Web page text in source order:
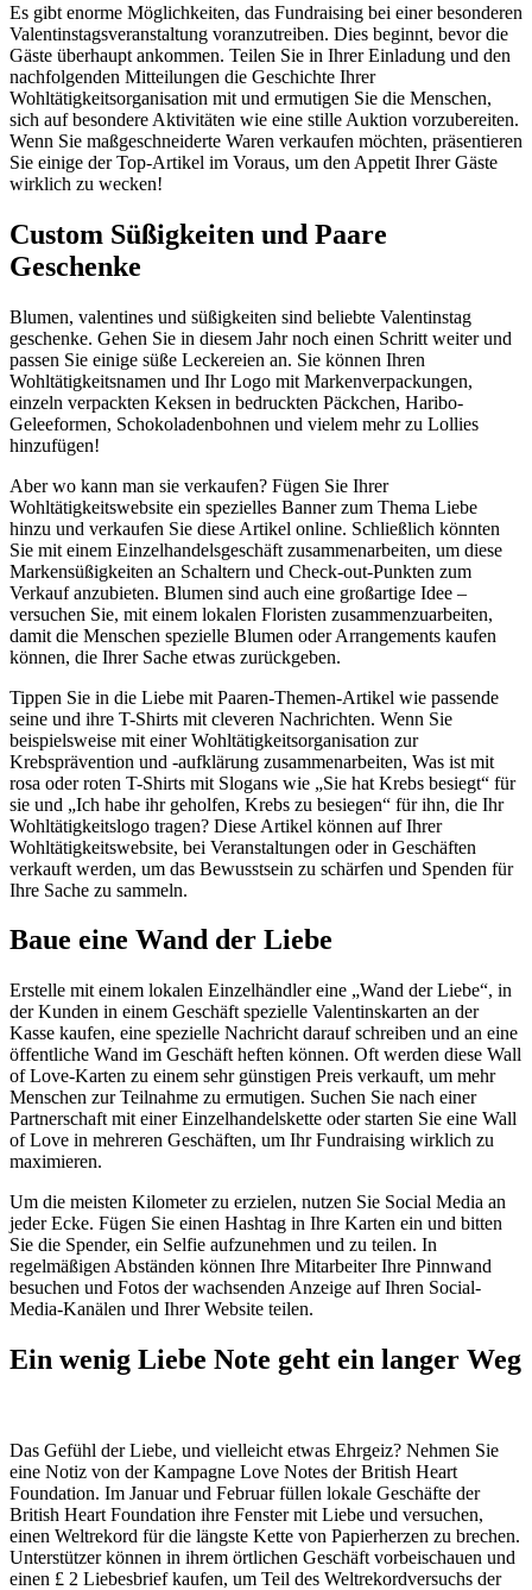
Es gibt enorme Möglichkeiten, das Fundraising bei einer besonderen
Valentinstagsveranstaltung voranzutreiben. Dies beginnt, bevor die
Gäste überhaupt ankommen. Teilen Sie in Ihrer Einladung und den
nachfolgenden Mitteilungen die Geschichte Ihrer
Wohltätigkeitsorganisation mit und ermutigen Sie die Menschen,
sich auf besondere Aktivitäten wie eine stille Auktion vorzubereiten.
Wenn Sie maßgeschneiderte Waren verkaufen möchten, präsentieren
Sie einige der Top-Artikel im Voraus, um den Appetit Ihrer Gäste
wirklich zu wecken!
Custom Süßigkeiten und Paare
Geschenke
Blumen, valentines und süßigkeiten sind beliebte Valentinstag
geschenke. Gehen Sie in diesem Jahr noch einen Schritt weiter und
passen Sie einige süße Leckereien an. Sie können Ihren
Wohltätigkeitsnamen und Ihr Logo mit Markenverpackungen,
einzeln verpackten Keksen in bedruckten Päckchen, Haribo-
Geleeformen, Schokoladenbohnen und vielem mehr zu Lollies
hinzufügen!
Aber wo kann man sie verkaufen? Fügen Sie Ihrer
Wohltätigkeitswebsite ein spezielles Banner zum Thema Liebe
hinzu und verkaufen Sie diese Artikel online. Schließlich könnten
Sie mit einem Einzelhandelsgeschäft zusammenarbeiten, um diese
Markensüßigkeiten an Schaltern und Check-out-Punkten zum
Verkauf anzubieten. Blumen sind auch eine großartige Idee –
versuchen Sie, mit einem lokalen Floristen zusammenzuarbeiten,
damit die Menschen spezielle Blumen oder Arrangements kaufen
können, die Ihrer Sache etwas zurückgeben.
Tippen Sie in die Liebe mit Paaren-Themen-Artikel wie passende
seine und ihre T-Shirts mit cleveren Nachrichten. Wenn Sie
beispielsweise mit einer Wohltätigkeitsorganisation zur
Krebsprävention und -aufklärung zusammenarbeiten, Was ist mit
rosa oder roten T-Shirts mit Slogans wie „Sie hat Krebs besiegt“ für
sie und „Ich habe ihr geholfen, Krebs zu besiegen“ für ihn, die Ihr
Wohltätigkeitslogo tragen? Diese Artikel können auf Ihrer
Wohltätigkeitswebsite, bei Veranstaltungen oder in Geschäften
verkauft werden, um das Bewusstsein zu schärfen und Spenden für
Ihre Sache zu sammeln.
Baue eine Wand der Liebe
Erstelle mit einem lokalen Einzelhändler eine „Wand der Liebe“, in
der Kunden in einem Geschäft spezielle Valentinskarten an der
Kasse kaufen, eine spezielle Nachricht darauf schreiben und an eine
öffentliche Wand im Geschäft heften können. Oft werden diese Wall
of Love-Karten zu einem sehr günstigen Preis verkauft, um mehr
Menschen zur Teilnahme zu ermutigen. Suchen Sie nach einer
Partnerschaft mit einer Einzelhandelskette oder starten Sie eine Wall
of Love in mehreren Geschäften, um Ihr Fundraising wirklich zu
maximieren.
Um die meisten Kilometer zu erzielen, nutzen Sie Social Media an
jeder Ecke. Fügen Sie einen Hashtag in Ihre Karten ein und bitten
Sie die Spender, ein Selfie aufzunehmen und zu teilen. In
regelmäßigen Abständen können Ihre Mitarbeiter Ihre Pinnwand
besuchen und Fotos der wachsenden Anzeige auf Ihren Social-
Media-Kanälen und Ihrer Website teilen.
Ein wenig Liebe Note geht ein langer Weg
Das Gefühl der Liebe, und vielleicht etwas Ehrgeiz? Nehmen Sie
eine Notiz von der Kampagne Love Notes der British Heart
Foundation. Im Januar und Februar füllen lokale Geschäfte der
British Heart Foundation ihre Fenster mit Liebe und versuchen,
einen Weltrekord für die längste Kette von Papierherzen zu brechen.
Unterstützer können in ihrem örtlichen Geschäft vorbeischauen und
einen £ 2 Liebesbrief kaufen, um Teil des Weltrekordversuchs der